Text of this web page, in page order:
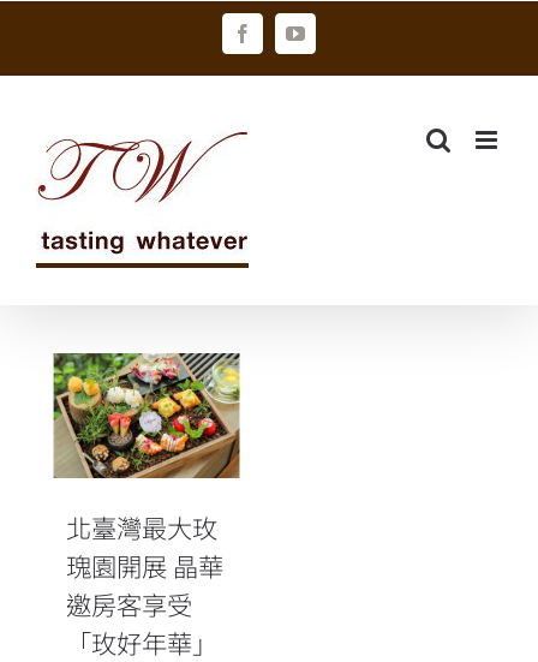
FacebookYouTube
北臺灣最大玫
瑰園開展 晶華
邀房客享受
北臺灣最大玫
瑰園開展 晶華
邀房客享受
「玫好年華」